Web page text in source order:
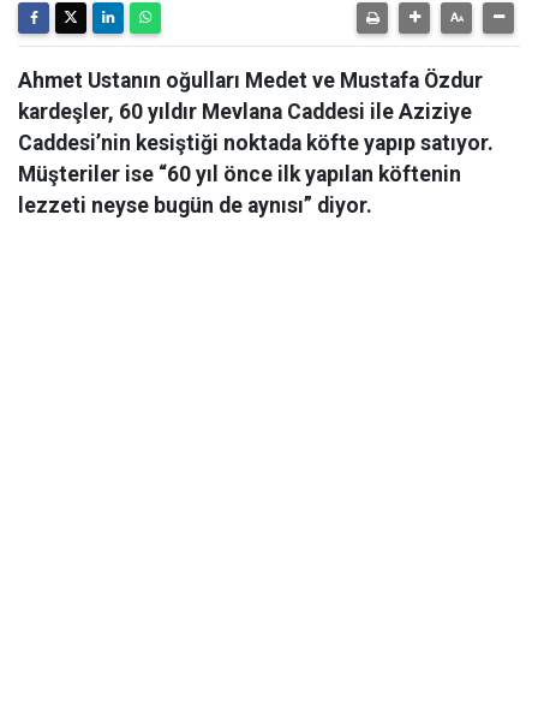
Ahmet Ustanın oğulları Medet ve Mustafa Özdur
kardeşler, 60 yıldır Mevlana Caddesi ile Aziziye
Caddesi’nin kesiştiği noktada köfte yapıp satıyor.
Müşteriler ise “60 yıl önce ilk yapılan köftenin
lezzeti neyse bugün de aynısı” diyor.